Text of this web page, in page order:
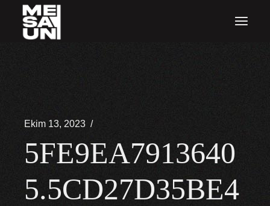
İçeriğe
Ekim 13, 2023
5FE9EA7913640
5.5CD27D35BE4